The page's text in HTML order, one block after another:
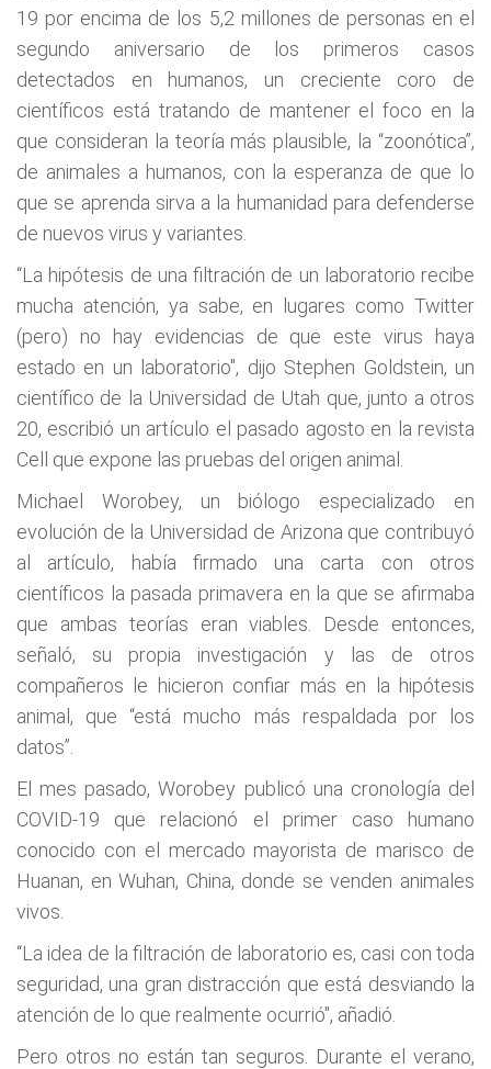
19 por encima de los 5,2 millones de personas en el
segundo aniversario de los primeros casos
detectados en humanos, un creciente coro de
científicos está tratando de mantener el foco en la
que consideran la teoría más plausible, la “zoonótica”,
de animales a humanos, con la esperanza de que lo
que se aprenda sirva a la humanidad para defenderse
de nuevos virus y variantes.
“La hipótesis de una filtración de un laboratorio recibe
mucha atención, ya sabe, en lugares como Twitter
(pero) no hay evidencias de que este virus haya
estado en un laboratorio", dijo Stephen Goldstein, un
científico de la Universidad de Utah que, junto a otros
20, escribió un artículo el pasado agosto en la revista
Cell que expone las pruebas del origen animal.
Michael Worobey, un biólogo especializado en
evolución de la Universidad de Arizona que contribuyó
al artículo, había firmado una carta con otros
científicos la pasada primavera en la que se afirmaba
que ambas teorías eran viables. Desde entonces,
señaló, su propia investigación y las de otros
compañeros le hicieron confiar más en la hipótesis
animal, que “está mucho más respaldada por los
datos”.
El mes pasado, Worobey publicó una cronología del
COVID-19 que relacionó el primer caso humano
conocido con el mercado mayorista de marisco de
Huanan, en Wuhan, China, donde se venden animales
vivos.
“La idea de la filtración de laboratorio es, casi con toda
seguridad, una gran distracción que está desviando la
atención de lo que realmente ocurrió", añadió.
Pero otros no están tan seguros. Durante el verano,